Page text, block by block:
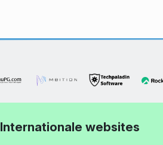
Internationale websites